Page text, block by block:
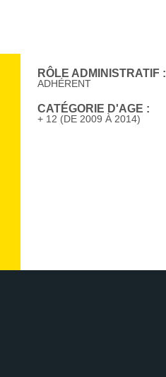
RÔLE ADMINISTRATIF :
ADHÉRENT
CATÉGORIE D'AGE :
+ 12 (DE 2009 À 2014)